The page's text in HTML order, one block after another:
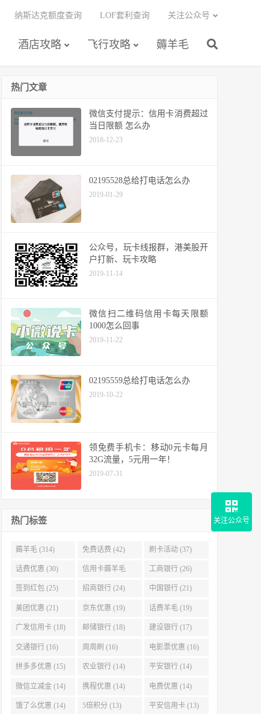
酒店攻略 飞行攻略 薅羊毛
纳斯达克额度查询 LOF套利查询 关注公众号
热门文章
微信支付提示：信用卡消费超过
当日限额 怎么办
2018-12-23
02195528总给打电话怎么办
2019-01-29
公众号，玩卡线报群，港美股开
户打新、玩卡攻略
2019-11-14
微信扫二维码信用卡每天限额
1000怎么回事
2019-11-22
02195559总给打电话怎么办
2019-10-22
领免费手机卡：移动0元卡每月
32G流量，5元用一年！
2019-07-31
热门标签
薅羊毛 (314) 免费话费 (42) 刷卡活动 (37)
话费优惠 (30) 信用卡薅羊毛
(29)
工商银行 (26)
签到红包 (25) 招商银行 (24) 中国银行 (21)
美团优惠 (21) 京东优惠 (19) 话费羊毛 (19)
广发信用卡 (18) 邮储银行 (18) 建设银行 (17)
交通银行 (16) 周周刷 (16) 电影票优惠 (16)
拼多多优惠 (15) 农业银行 (14) 平安银行 (14)
微信立减金 (14) 携程优惠 (14) 电费优惠 (14)
饿了么优惠 (14) 5倍积分 (13) 平安信用卡 (13)
关注公众号